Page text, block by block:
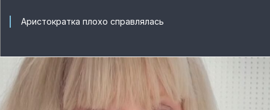
Аристократка плохо справлялась